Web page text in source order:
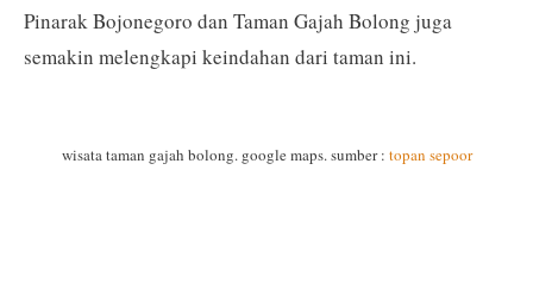
Pinarak Bojonegoro dan Taman Gajah Bolong juga
semakin melengkapi keindahan dari taman ini.
wisata taman gajah bolong. google maps. sumber : topan sepoor